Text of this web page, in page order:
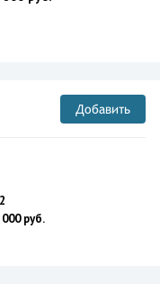
Добавить
000 руб.